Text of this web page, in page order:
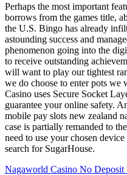
Perhaps the most important
borrows from the games title,
the U.S. Bingo has already
astounding success and
phenomenon going into the
to receive outstanding
will want to play our tightest
we do choose to enter pots
Casino uses Secure Socket
guarantee your online safety.
mobile pay slots new zealand
case is partially remanded to
need to use your chosen
search for SugarHouse.
Nagaworld Casino No Deposit